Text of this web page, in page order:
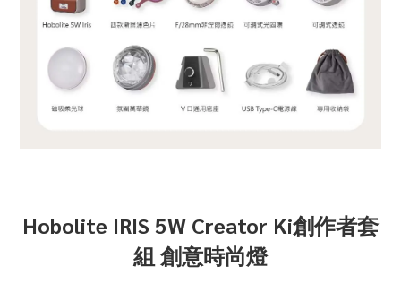
Hobolite IRIS 5W Creator Ki創作者套
組 創意時尚燈